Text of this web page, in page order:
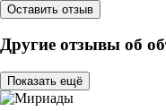
Оставить отзыв
Другие отзывы об
Показать ещё